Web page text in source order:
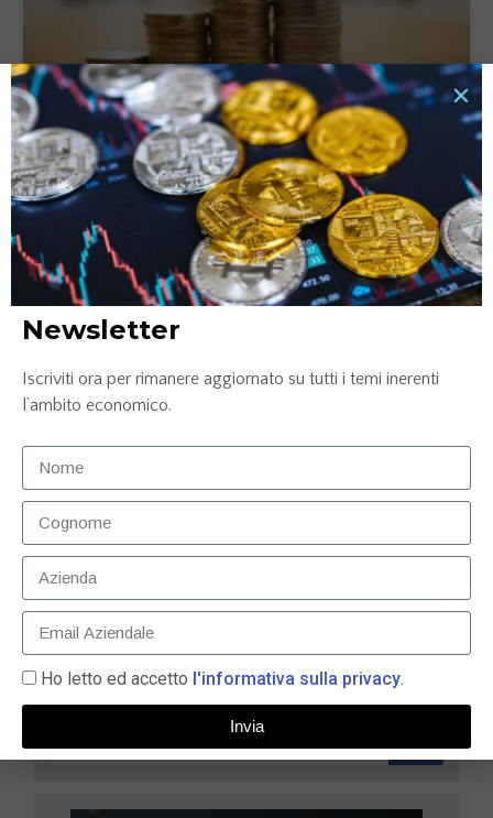
Tassi di interesse e rata del prestito: quali sono le
connessioni e cosa valutare?
6 Ottobre 2025
LEGGI TUTTO »
Carta prepagata N26: la soluzione smart per gestire
9 Maggio 2025
Newsletter
Iscriviti ora per rimanere aggiornato su tutti i temi inerenti
l’ambito economico.
Ho letto ed accetto l'informativa sulla privacy.
Invia